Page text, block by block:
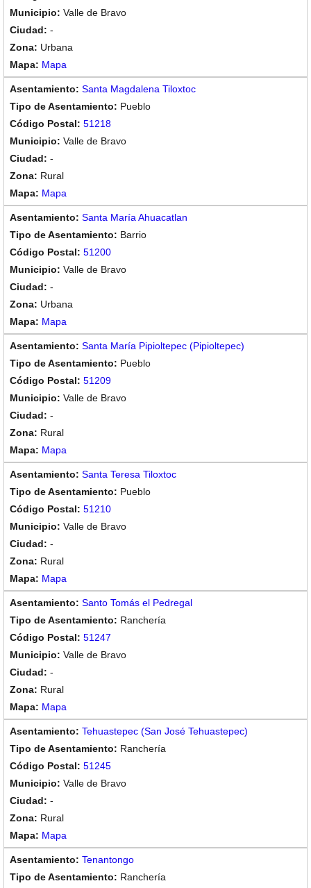
Valle de Bravo
-
Urbana
Mapa
Santa Magdalena Tiloxtoc
Pueblo
51218
Valle de Bravo
-
Rural
Mapa
Santa María Ahuacatlan
Barrio
51200
Valle de Bravo
-
Urbana
Mapa
Santa María Pipioltepec (Pipioltepec)
Pueblo
51209
Valle de Bravo
-
Rural
Mapa
Santa Teresa Tiloxtoc
Pueblo
51210
Valle de Bravo
-
Rural
Mapa
Santo Tomás el Pedregal
Ranchería
51247
Valle de Bravo
-
Rural
Mapa
Tehuastepec (San José Tehuastepec)
Ranchería
51245
Valle de Bravo
-
Rural
Mapa
Tenantongo
Ranchería